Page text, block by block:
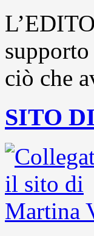
ciò che
SITO